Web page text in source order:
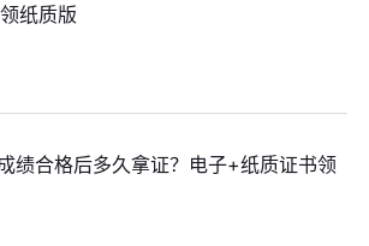
纸质版
绩合格后多久拿证？电子+纸质证书领